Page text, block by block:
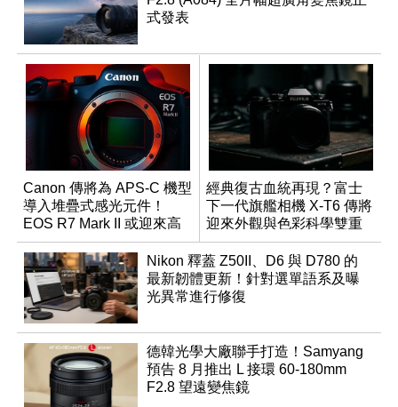
式發表
Canon 傳將為 APS-C 機型
導入堆疊式感光元件！
EOS R7 Mark II 或迎來高
速讀出升級
經典復古血統再現？富士
下一代旗艦相機 X-T6 傳將
迎來外觀與色彩科學雙重
優化
Nikon 釋蓋 Z50II、D6 與 D780 的
最新韌體更新！針對選單語系及曝
光異常進行修復
德韓光學大廠聯手打造！Samyang
預告 8 月推出 L 接環 60-180mm
F2.8 望遠變焦鏡